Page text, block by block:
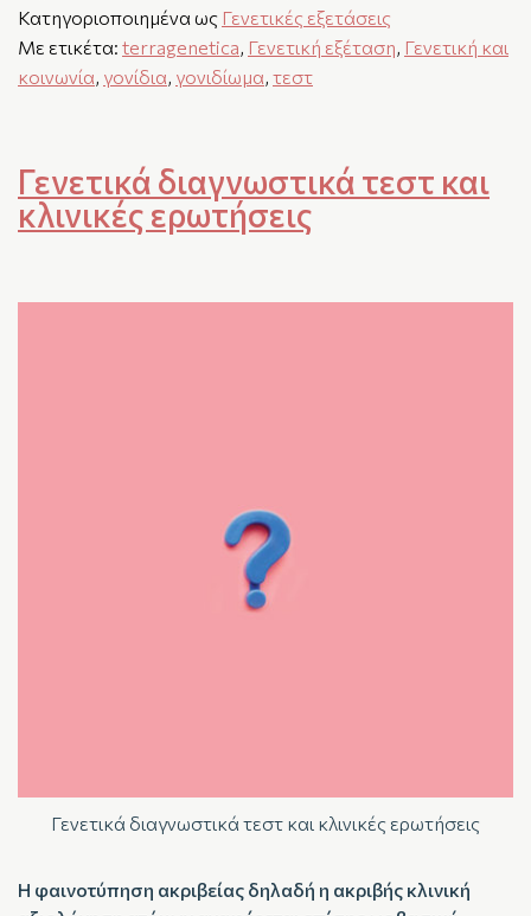
Κατηγοριοποιημένα ως Γενετικές εξετάσεις
Με ετικέτα: terragenetica, Γενετική εξέταση, Γενετική και
κοινωνία, γονίδια, γονιδίωμα, τεστ
Γενετικά διαγνωστικά τεστ και
κλινικές ερωτήσεις
Γενετικά διαγνωστικά τεστ και κλινικές ερωτήσεις
Η φαινοτύπηση ακριβείας δηλαδή η ακριβής κλινική